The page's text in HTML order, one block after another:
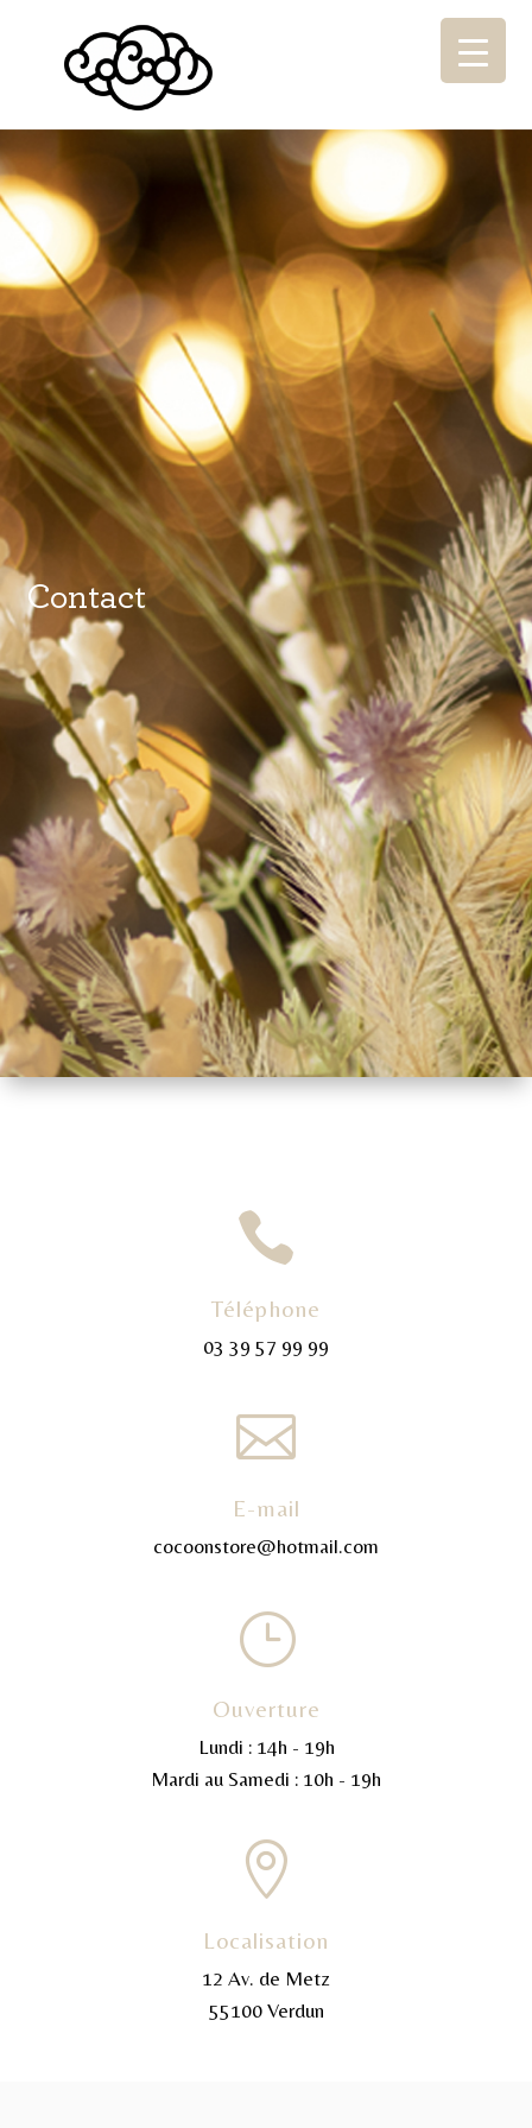
Contact

Téléphone
03 39 57 99 99

E-mail
cocoonstore@hotmail.com
}
Ouverture
Lundi : 14h - 19h
Mardi au Samedi : 10h - 19h

Localisation
12 Av. de Metz
55100 Verdun